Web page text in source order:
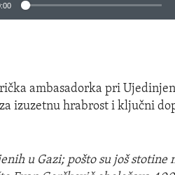
ambasadorka pri
izuzetnu hrabrost i ključni
u Gazi; pošto su još stotine